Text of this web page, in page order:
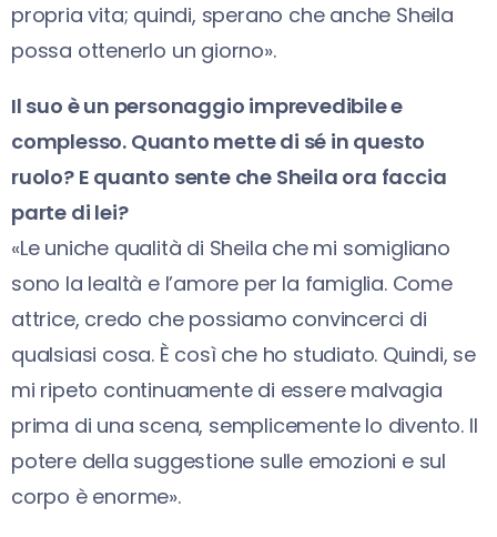
propria vita; quindi, sperano che anche Sheila
possa ottenerlo un giorno».
Il suo è un personaggio imprevedibile e
complesso. Quanto mette di sé in questo
ruolo? E quanto sente che Sheila ora faccia
parte di lei?
«Le uniche qualità di Sheila che mi somigliano
sono la lealtà e l’amore per la famiglia. Come
attrice, credo che possiamo convincerci di
qualsiasi cosa. È così che ho studiato. Quindi, se
mi ripeto continuamente di essere malvagia
prima di una scena, semplicemente lo divento. Il
potere della suggestione sulle emozioni e sul
corpo è enorme».